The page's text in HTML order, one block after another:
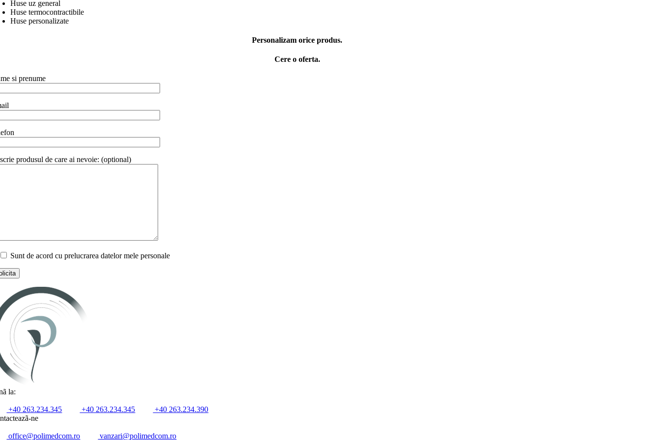
Huse uz general
Huse termocontractibile
Huse personalizate
Personalizam orice produs.
Cere o oferta.
si prenume
produsul de care ai nevoie: (optional)
Sunt de acord cu prelucrarea datelor mele personale
la:
+40 263.234.345 +40 263.234.345
+40 263.234.390
ne
office@polimedcom.ro vanzari@polimedcom.ro